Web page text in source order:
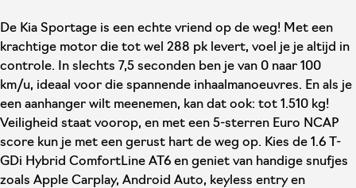
De Kia Sportage is een echte vriend op de weg! Met een
krachtige motor die tot wel 288 pk levert, voel je je altijd in
controle. In slechts 7,5 seconden ben je van 0 naar 100
km/u, ideaal voor die spannende inhaalmanoeuvres. En als je
een aanhanger wilt meenemen, kan dat ook: tot 1.510 kg!
Veiligheid staat voorop, en met een 5-sterren Euro NCAP
score kun je met een gerust hart de weg op. Kies de 1.6 T-
GDi Hybrid ComfortLine AT6 en geniet van handige snufjes
zoals Apple Carplay, Android Auto, keyless entry en